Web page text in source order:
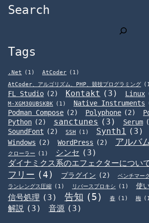
Search
Tags
.Net (1) AtCoder (1)
AtCoder、アルゴリズム、PHP、競技プログラミング
FL Studio (2) Kontakt (3) Linux
M-XGM30UBSKBK (1) Native Instruments
Podman Compose (2) Polyphone (2)
Python (2) sanctunes (3) Serum
SoundFont (2) SSH (1) Synth1 (3)
Windows (2) WordPress (2) アルバ
クローラー (1) シンセ (3)
ダイナミクス系のエフェクターについ
フリー (4) プラグイン (2) ベンチマーク
ランレングス圧縮 (1) リバースプロキシ (1) 使
信号処理 (3) 告知 (5) 春 (1) 梅
解説 (3) 音源 (3)